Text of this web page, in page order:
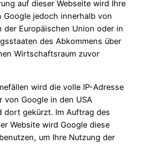
auf dieser Webseite wird Ihre
Google jedoch innerhalb von
der Europäischen Union oder in
des Abkommens über
Wirtschaftsraum zuvor
wird die volle IP-Adresse
von Google in den USA
dort gekürzt. Im Auftrag des
Website wird Google diese
um Ihre Nutzung der